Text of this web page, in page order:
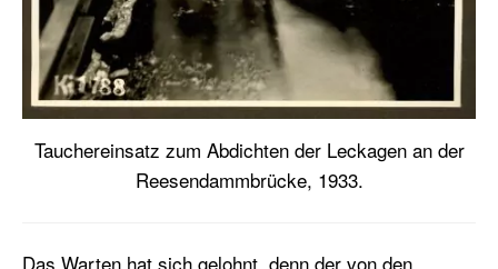
Tauchereinsatz zum Abdichten der Leckagen an der
Reesendammbrücke, 1933.
Das Warten hat sich gelohnt, denn der von den